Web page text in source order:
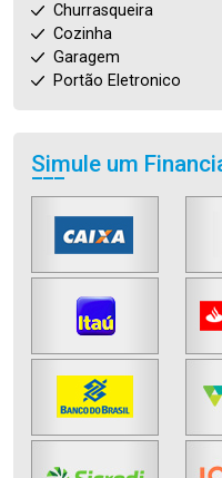
Churrasqueira
Cozinha
Garagem
Portão Eletronico
Simule um